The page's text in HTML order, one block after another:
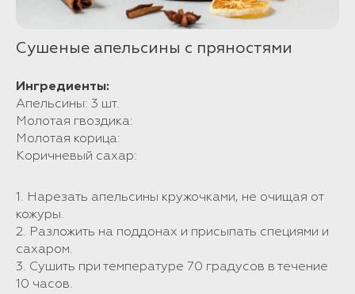
Сушеные апельсины с пряностями
Ингредиенты:
Апельсины: 3 шт.
Молотая гвоздика:
Молотая корица:
Коричневый сахар:
1. Нарезать апельсины кружочками, не очищая от
кожуры.
2. Разложить на поддонах и присыпать специями и
сахаром.
3. Сушить при температуре 70 градусов в течение
10 часов.